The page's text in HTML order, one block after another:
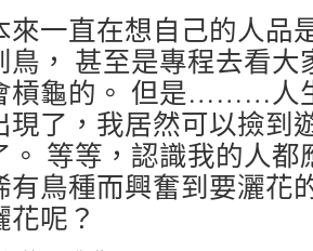
來一直在想自己的人品
鳥， 甚至是專程去看
槓龜的。 但是………人
現了，我居然可以撿到
。 等等，認識我的人
有鳥種而興奮到要灑花
花呢？